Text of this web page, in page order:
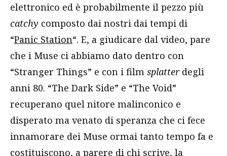
elettronico ed è probabilmente il pezzo più
catchy composto dai nostri dai tempi di
“Panic Station“. E, a giudicare dal video, pare
che i Muse ci abbiamo dato dentro con
“Stranger Things” e con i film splatterdegli
anni 80. “The Dark Side” e “The Void”
recuperano quel nitore malinconico e
disperato ma venato di speranza che ci fece
innamorare dei Muse ormai tanto tempo fa e
costituiscono, a parere di chi scrive, la